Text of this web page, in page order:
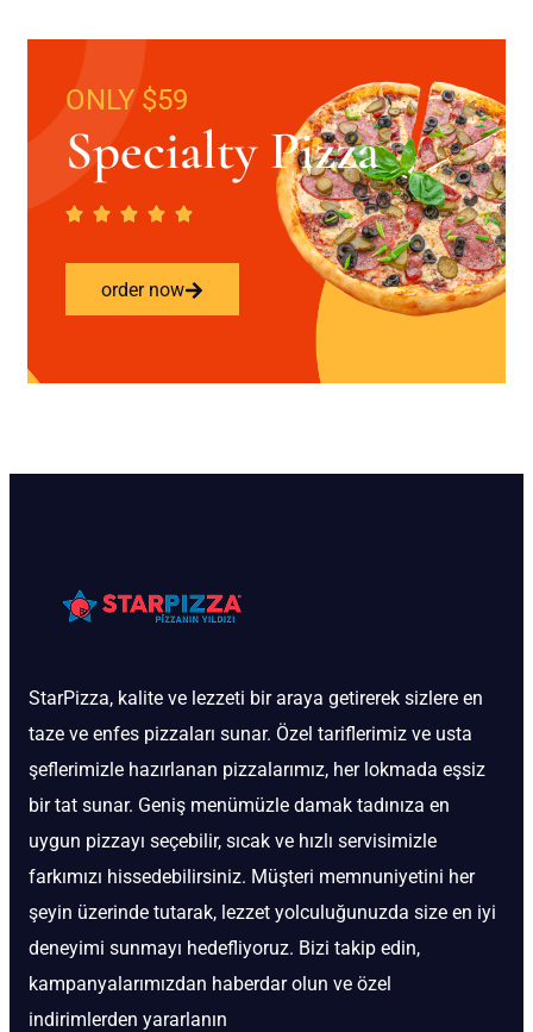
ONLY $59
Specialty Pizza
order now
StarPizza, kalite ve lezzeti bir araya getirerek sizlere en
taze ve enfes pizzaları sunar. Özel tariflerimiz ve usta
şeflerimizle hazırlanan pizzalarımız, her lokmada eşsiz
bir tat sunar. Geniş menümüzle damak tadınıza en
uygun pizzayı seçebilir, sıcak ve hızlı servisimizle
farkımızı hissedebilirsiniz. Müşteri memnuniyetini her
şeyin üzerinde tutarak, lezzet yolculuğunuzda size en iyi
deneyimi sunmayı hedefliyoruz. Bizi takip edin,
kampanyalarımızdan haberdar olun ve özel
indirimlerden yararlanın